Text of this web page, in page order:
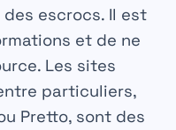
escrocs. Il est
et de ne
Les sites
particuliers,
Pretto, sont des